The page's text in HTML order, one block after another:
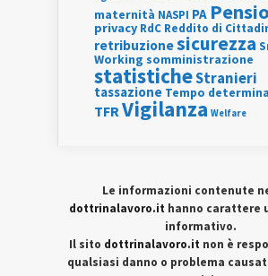
maternità NASPI PA
privacy RdC Reddito di
retribuzionesicurezza
Working somministrazione
statisticheStranieri
tassazione Tempo
TFR Vigilanza Welfare
Le informazioni contenute
dottrinalavoro.it hanno carattere
informativo.
Il sito dottrinalavoro.it non è
qualsiasi danno o problema